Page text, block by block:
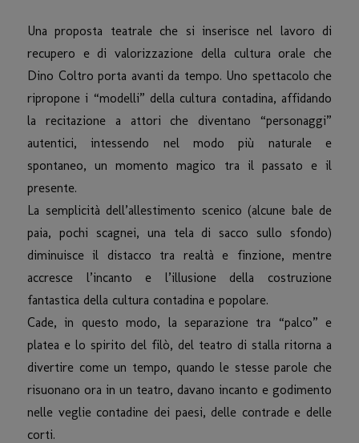
Una proposta teatrale che si inserisce nel lavoro di
recupero e di valorizzazione della cultura orale che
Dino Coltro porta avanti da tempo. Uno spettacolo che
ripropone i “modelli” della cultura contadina, affidando
la recitazione a attori che diventano “personaggi”
autentici, intessendo nel modo più naturale e
spontaneo, un momento magico tra il passato e il
presente.
La semplicità dell’allestimento scenico (alcune bale de
paia, pochi scagnei, una tela di sacco sullo sfondo)
diminuisce il distacco tra realtà e finzione, mentre
accresce l’incanto e l’illusione della costruzione
fantastica della cultura contadina e popolare.
Cade, in questo modo, la separazione tra “palco” e
platea e lo spirito del filò, del teatro di stalla ritorna a
divertire come un tempo, quando le stesse parole che
risuonano ora in un teatro, davano incanto e godimento
nelle veglie contadine dei paesi, delle contrade e delle
corti.